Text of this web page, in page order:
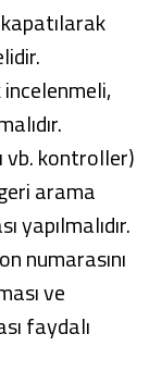
vb. kontroller)
arama
yapılmalıdır.
numarasını
ve
faydalı